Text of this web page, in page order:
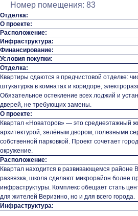
Номер помещения: 83
Отделка:
О проекте:
Расположение:
Инфраструктура:
Финансирование:
Условия покупки:
Отделка:
Квартиры сдаются в предчистовой отделке:
штукатурка в комнатах и коридоре,
Обязательное остекление всех лоджий и
дверей, не требующих замены.
О проекте:
Квартал «Новаторов» — это среднеэтажный
архитектурой, зелёным двором, полезными
собственной парковкой. Проект сочетает
окружение.
Расположение:
Квартал находится в развивающемся районе
развязка, школа сделают микрорайон более
инфраструктуры. Комплекс обещает стать
для жителей Веризино, но и для всего города.
Инфраструктура: